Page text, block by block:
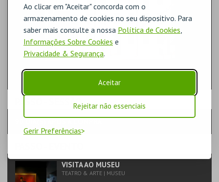
Ao clicar em "Aceitar" concorda com o
armazenamento de cookies no seu dispositivo. Para
saber mais consulte a nossa Política de Cookies
Informações Sobre Cookies e
Privacidade & Segurança.
Aceitar
Rejeitar não essenciais
Gerir Preferências
- SESSÃO
VISITA AO MUSEU
TEATRO & ARTE | MUSEU